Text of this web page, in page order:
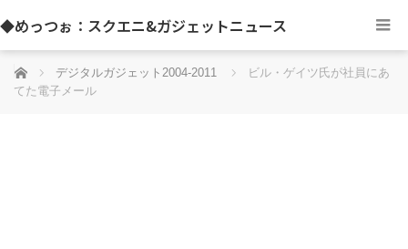
◆めっつぉ：スクエニ&ガジェットニュース
ホーム デジタルガジェット2004-2011
ビル・ゲイツ氏が社員にあ
てた電子メール